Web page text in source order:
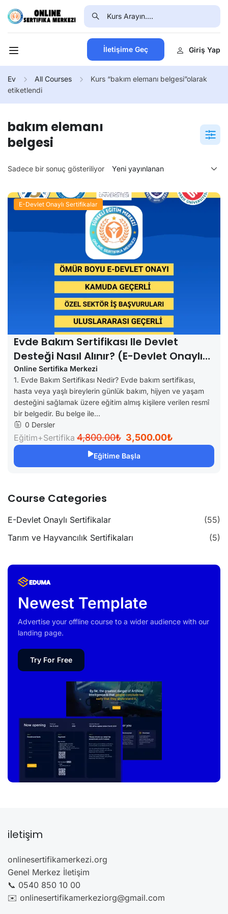
İletişime Geç Giriş Yap
Ev All Courses
Kurs “bakım elemanı belgesi”olarak
etiketlendi
bakım elemanı
belgesi
Sadece bir sonuç gösteriliyor
E-Devlet Onaylı Sertifikalar
Evde Bakım Sertifikası Ile Devlet
Desteği Nasıl Alınır? (e-Devlet Onaylı
Rehber)
Online Sertifika Merkezi
1. Evde Bakım Sertifikası Nedir? Evde bakım sertifikası,
hasta veya yaşlı bireylerin günlük bakım, hijyen ve yaşam
desteğini sağlamak üzere eğitim almış kişilere verilen resmî
bir belgedir. Bu belge ile...
0 Dersler
Eğitim+Sertifika 4,800.00₺ 3,500.00₺
Eğitime Başla
Course Categories
E-Devlet Onaylı Sertifikalar
(55)
Tarım ve Hayvancılık Sertifikaları
(5)
Newest Template
Advertise your offline course to a wider audience with our
landing page.
Try For Free
iletişim
onlinesertifikamerkezi.org
Genel Merkez İletişim
📞 0540 850 10 00
✉️ onlinesertifikamerkeziorg@gmail.com